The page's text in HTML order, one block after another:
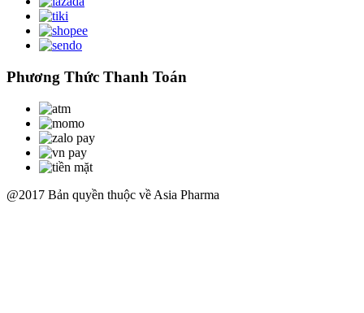
Phương Thức Thanh Toán
@2017 Bản quyền thuộc về Asia Pharma